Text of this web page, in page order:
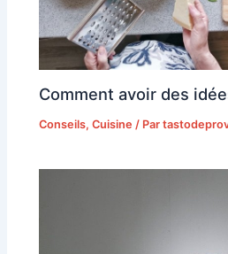
Comment avoir des
Conseils,Cuisine / Par